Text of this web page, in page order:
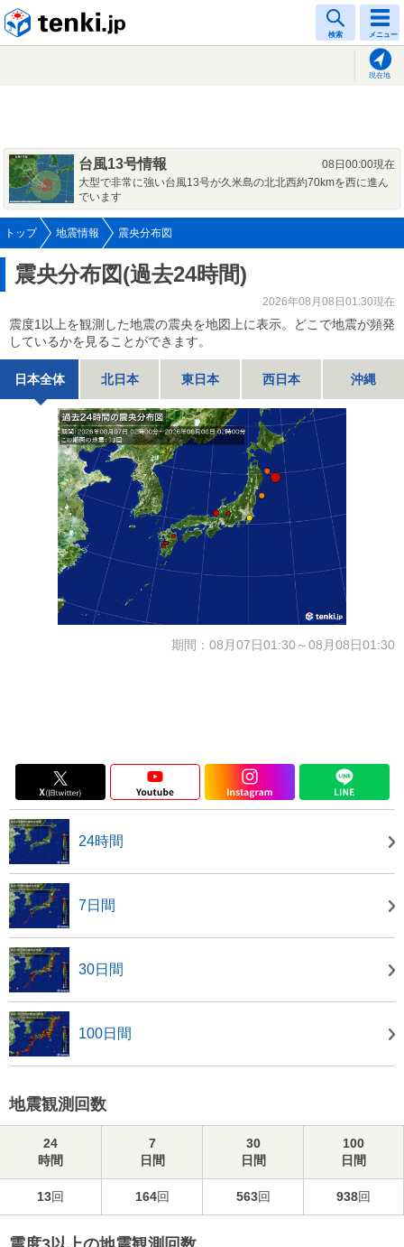
検索 メニュー
現在地
台風13号情報
08日00:00現在
大型で非常に強い台風13号が久米島の北北西約70kmを西に進ん
でいます
トップ 地震情報 震央分布図
震央分布図(過去24時間)
2026年08月08日01:30現在
震度1以上を観測した地震の震央を地図上に表示。どこで地震が頻発
しているかを見ることができます。
日本全体 北日本 東日本 西日本 沖縄
期間：08月07日01:30～08月08日01:30
24時間
7日間
30日間
100日間
地震観測回数
24
時間
7
日間
30
日間
100
日間
13回 164回 563回 938回